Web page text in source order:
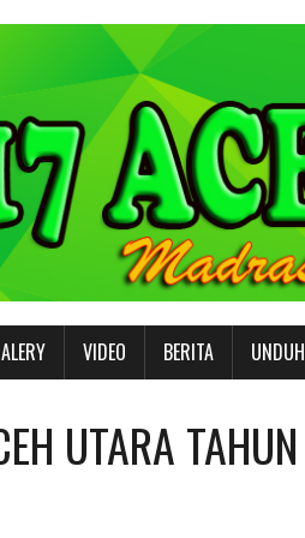
VIDEO BERITA UNDUH
UTARA TAHUN